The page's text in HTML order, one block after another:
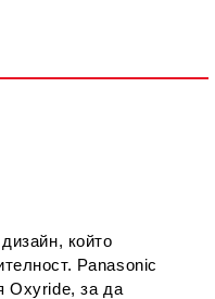
работния ден.
който
Panasonic
Oxyride, за да